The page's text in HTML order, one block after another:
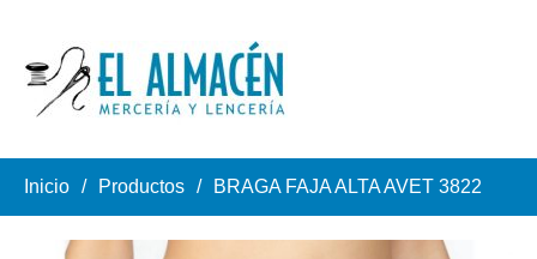
Inicio Productos BRAGA FAJA ALTA AVET 3822